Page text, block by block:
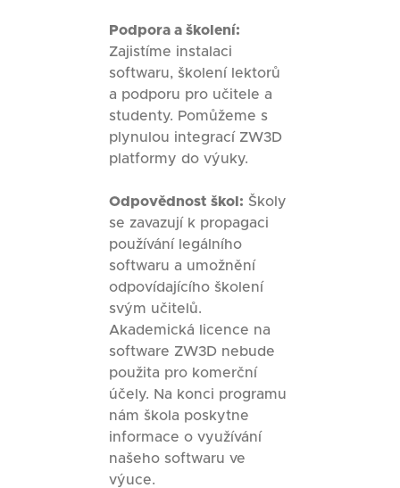
Podpora a školení:
Zajistíme instalaci
softwaru, školení lektorů
a podporu pro učitele a
studenty. Pomůžeme s
plynulou integrací ZW3D
platformy do výuky.
Odpovědnost škol: Školy
se zavazují k propagaci
používání legálního
softwaru a umožnění
odpovídajícího školení
svým učitelů.
Akademická licence na
software ZW3D nebude
použita pro komerční
účely. Na konci programu
nám škola poskytne
informace o využívání
našeho softwaru ve
výuce.